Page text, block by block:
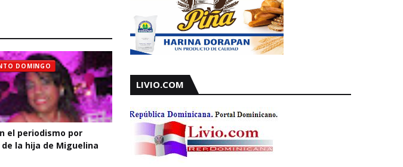
DOMINGO
el periodismo por
la hija de Miguelina
LIVIO.COM